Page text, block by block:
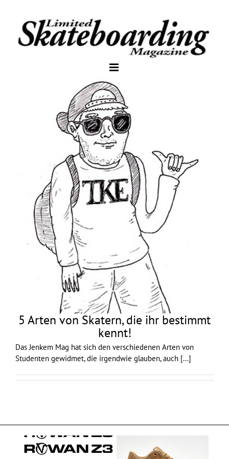
5 Arten von Skatern, die ihr bestimmt
kennt!
Das Jenkem Mag hat sich den verschiedenen Arten von
Studenten gewidmet, die irgendwie glauben, auch [...]